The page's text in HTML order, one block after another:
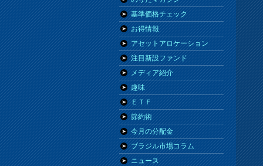
基準価格チェック
お得情報
アセットアロケーション
注目新設ファンド
メディア紹介
趣味
ＥＴＦ
節約術
今月の分配金
ブラジル市場コラム
ニュース